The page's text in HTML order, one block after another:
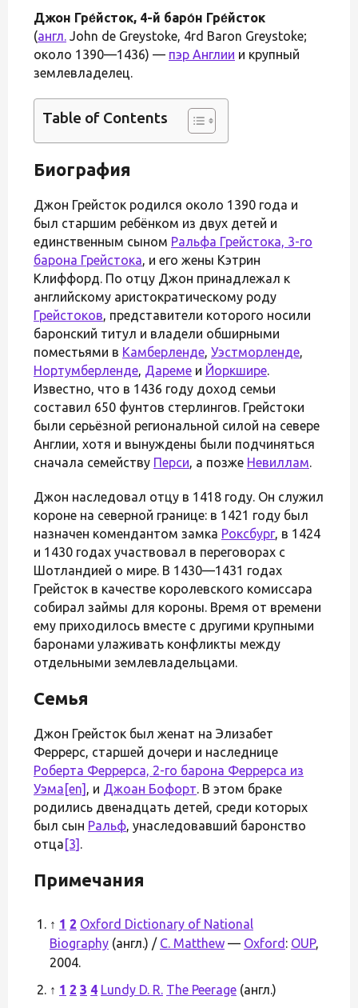
Джон Гре́йсток, 4-й баро́н Гре́йсток
(англ. John de Greystoke, 4rd Baron Greystoke;
около 1390—1436) — пэр Англии и крупный
землевладелец.
Table of Contents
Биография
Джон Грейсток родился около 1390 года и
был старшим ребёнком из двух детей и
единственным сыном Ральфа Грейстока, 3-го
барона Грейстока, и его жены Кэтрин
Клиффорд. По отцу Джон принадлежал к
английскому аристократическому роду
Грейстоков, представители которого носили
баронский титул и владели обширными
поместьями в Камберленде, Уэстморленде,
Нортумберленде, Дареме и Йоркшире.
Известно, что в 1436 году доход семьи
составил 650 фунтов стерлингов. Грейстоки
были серьёзной региональной силой на севере
Англии, хотя и вынуждены были подчиняться
сначала семейству Перси, а позже Невиллам.
Джон наследовал отцу в 1418 году. Он служил
короне на северной границе: в 1421 году был
назначен комендантом замка Роксбург, в 1424
и 1430 годах участвовал в переговорах с
Шотландией о мире. В 1430—1431 годах
Грейсток в качестве королевского комиссара
собирал займы для короны. Время от времени
ему приходилось вместе с другими крупными
баронами улаживать конфликты между
отдельными землевладельцами.
Семья
Джон Грейсток был женат на Элизабет
Феррерс, старшей дочери и наследнице
Роберта Феррерса, 2-го барона Феррерса из
Уэма [en] , и Джоан Бофорт. В этом браке
родились двенадцать детей, среди которых
был сын Ральф, унаследовавший баронство
отца [3] .
Примечания
↑ 1 2 Oxford Dictionary of National
Biography (англ.) / C. Matthew — Oxford : OUP,
2004.
↑ 1 2 3 4 Lundy D. R. The Peerage (англ.)